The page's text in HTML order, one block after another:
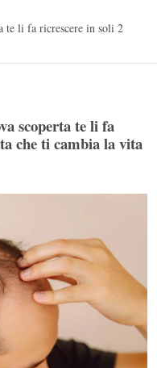
te li fa ricrescere in soli 2
scoperta te li fa
che ti cambia la vita